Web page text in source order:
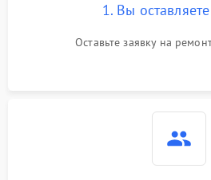
1. Вы
Оставьте заявку на